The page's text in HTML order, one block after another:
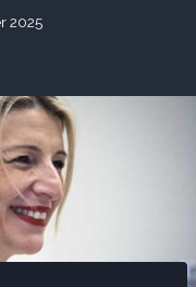
2025